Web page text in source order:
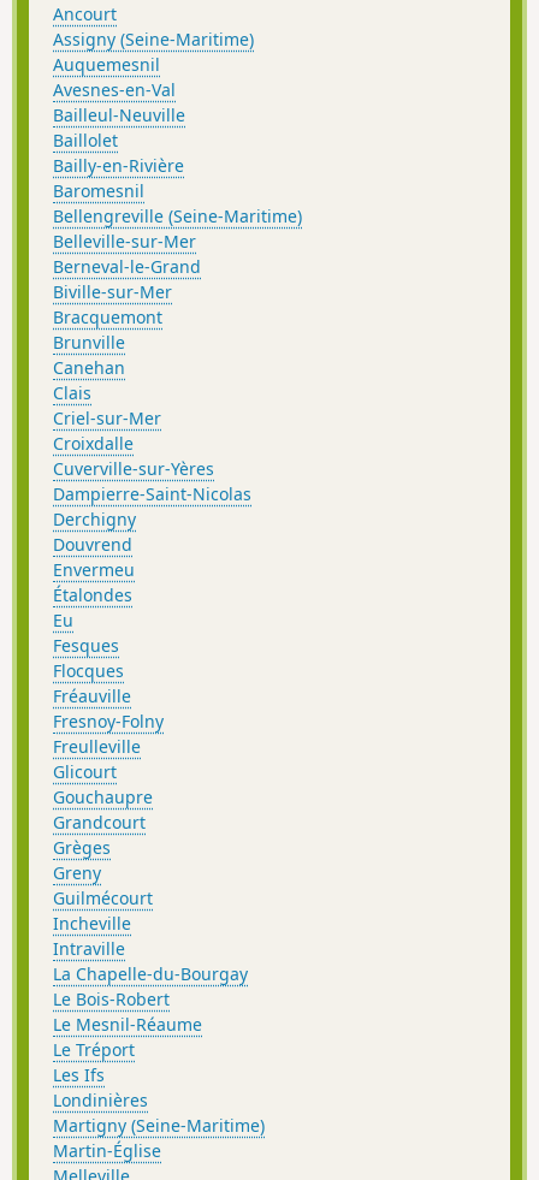
Ancourt
Assigny (Seine-Maritime)
Auquemesnil
Avesnes-en-Val
Bailleul-Neuville
Baillolet
Bailly-en-Rivière
Baromesnil
Bellengreville (Seine-Maritime)
Belleville-sur-Mer
Berneval-le-Grand
Biville-sur-Mer
Bracquemont
Brunville
Canehan
Clais
Criel-sur-Mer
Croixdalle
Cuverville-sur-Yères
Dampierre-Saint-Nicolas
Derchigny
Douvrend
Envermeu
Étalondes
Eu
Fesques
Flocques
Fréauville
Fresnoy-Folny
Freulleville
Glicourt
Gouchaupre
Grandcourt
Grèges
Greny
Guilmécourt
Incheville
Intraville
La Chapelle-du-Bourgay
Le Bois-Robert
Le Mesnil-Réaume
Le Tréport
Les Ifs
Londinières
Martigny (Seine-Maritime)
Martin-Église